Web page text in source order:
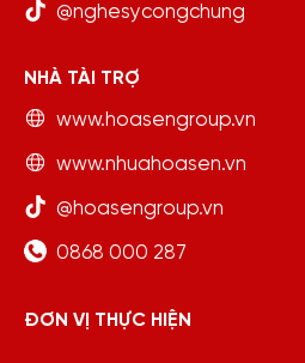
@nghesycongchung
NHÀ TÀI TRỢ
www.hoasengroup.vn
www.nhuahoasen.vn
@hoasengroup.vn
0868 000 287
ĐƠN VỊ THỰC HIỆN